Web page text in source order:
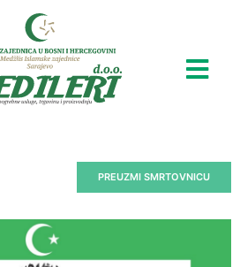
PREUZMI SMRTOVNICU